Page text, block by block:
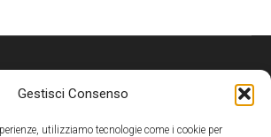
Gestisci Consenso
utilizziamo tecnologie come i cookie per
OCULISTICI PIEMONTESI SRL · P. IVA